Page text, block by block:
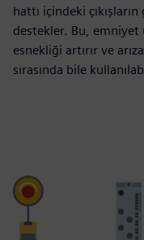
hattı içindeki
destekler. Bu, emniyet
esnekliği artırır ve
sırasında bile